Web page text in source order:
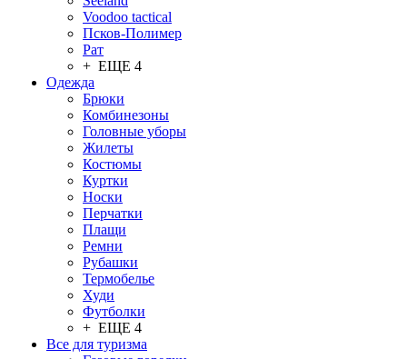
Voodoo tactical
Псков-Полимер
Рат
+ ЕЩЕ 4
Одежда
Брюки
Комбинезоны
Головные уборы
Жилеты
Костюмы
Куртки
Носки
Перчатки
Плащи
Ремни
Рубашки
Термобелье
Худи
Футболки
+ ЕЩЕ 4
Все для туризма